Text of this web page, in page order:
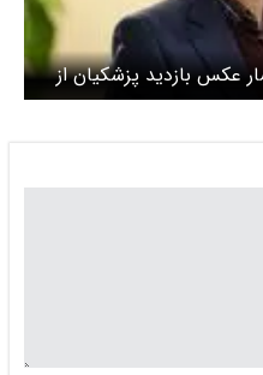
عکس بازدید پزشکیان از
ببینم، امکانش فراهم نشد